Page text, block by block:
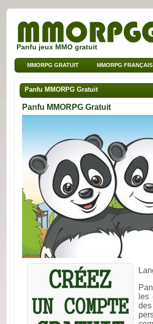
Panfu jeux MMO gratuit
MMORPG GRATUIT MMORPG FRANÇAIS
JEUX SUR NAVIGATEUR MMO POUR
MMO DE SPORT
Panfu MMORPG Gratuit
Panfu MMORPG Gratuit
les